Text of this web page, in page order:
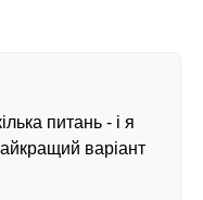
питань - і я
варіант